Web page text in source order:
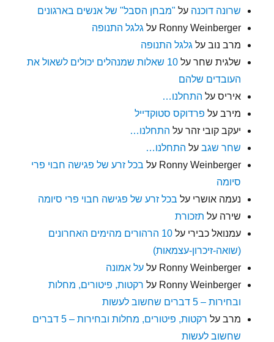
שרונה דוכנה על "מבחן הסבל" של אנשים בארגונים
Ronny Weinberger על גלגל התנופה
מרב נוב על גלגל התנופה
שלגית שחר על
10 שאלות שמנהלים יכולים לשאול את
העובדים שלהם
איריס על התחלנו…
מירב על פרדוקס סטוקדייל
יעקב קובי זהר על התחלנו…
שחר שגב על התחלנו…
Ronny Weinberger על בכל זרע של פגישה חבוי פרי
סיומה
נעמה אושרי על בכל זרע של פגישה חבוי פרי סיומה
שירה על תזכורת
עמנואל כבירי על
10 הרהורים מהימים האחרונים
(שואה-זיכרון-עצמאות)
Ronny Weinberger עלעל אמונה
Ronny Weinberger על רקטות, פיטורים, מחלות
ובחירות – 5 דברים שחשוב לעשות
מרב על
רקטות, פיטורים, מחלות ובחירות – 5 דברים
שחשוב לעשות